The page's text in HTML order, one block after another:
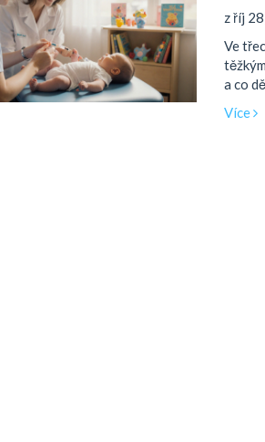
z říj
Ve
a co
Více